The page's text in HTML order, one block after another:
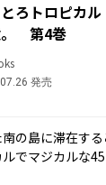
ろトロピカ
。 第4巻
発売
の島に滞在す
でマジカルな